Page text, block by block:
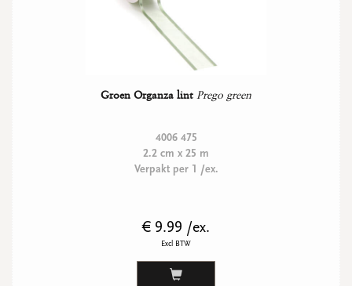
Groen Organza lint Prego green
4006 475
2.2 cm x 25 m
Verpakt per 1 /ex.
€ 9.99 /ex.
Excl BTW